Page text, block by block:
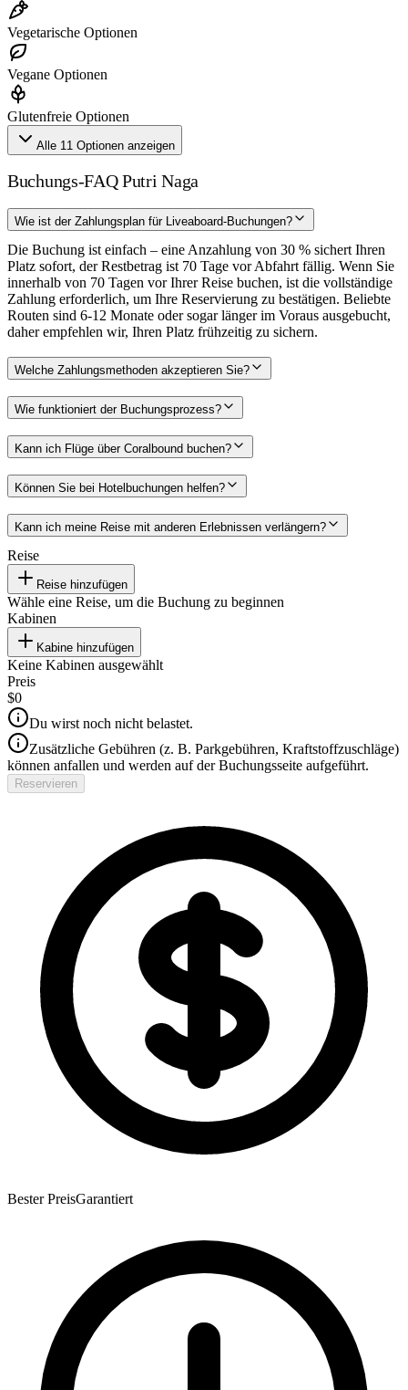
Vegetarische Optionen
Vegane Optionen
Glutenfreie Optionen
Alle 11 Optionen anzeigen
Buchungs-FAQ Putri Naga
Wie ist der Zahlungsplan für Liveaboard-Buchungen?
Die Buchung ist einfach – eine Anzahlung von 30 % sichert Ihren
Platz sofort, der Restbetrag ist 70 Tage vor Abfahrt fällig. Wenn Sie
innerhalb von 70 Tagen vor Ihrer Reise buchen, ist die vollständige
Zahlung erforderlich, um Ihre Reservierung zu bestätigen. Beliebte
Routen sind 6-12 Monate oder sogar länger im Voraus ausgebucht,
daher empfehlen wir, Ihren Platz frühzeitig zu sichern.
Welche Zahlungsmethoden akzeptieren Sie?
Wie funktioniert der Buchungsprozess?
Kann ich Flüge über Coralbound buchen?
Können Sie bei Hotelbuchungen helfen?
Kann ich meine Reise mit anderen Erlebnissen verlängern?
Reise
Reise hinzufügen
Wähle eine Reise, um die Buchung zu beginnen
Kabinen
Kabine hinzufügen
Keine Kabinen ausgewählt
Preis
$0
Du wirst noch nicht belastet.
Zusätzliche Gebühren (z. B. Parkgebühren, Kraftstoffzuschläge)
können anfallen und werden auf der Buchungsseite aufgeführt.
Reservieren
Bester PreisGarantiert